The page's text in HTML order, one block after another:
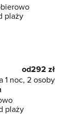
plaży
od292 zł
1 noc, 2 osoby
plaży